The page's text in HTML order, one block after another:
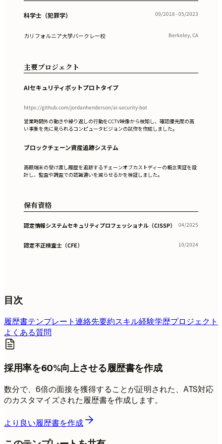
科学士（犯罪学） 09/2018 - 05/2023
カリフォルニア大学バークレー校 Berkeley, CA
主要プロジェクト
AIセキュリティボットプロトタイプ
https://github.com/jordanhenderson/ai-security-bot
営業時間外の動きや繰り返しの行動をCCTV映像から検知し、確認優先度の高
い事象を先に見られるコンピュータビジョンの試作を作成しました。
ブロックチェーン資産追跡システム
高額端末の受け渡し履歴を追跡するチェーンオブカストディーの概念実証を設
計し、監査や調査での認識違いを減らせるかを検証しました。
保有資格
認定情報システムセキュリティプロフェッショナル（CISSP） 04/2025
認定不正検査士（CFE） 10/2024
目次
履歴書テンプレート連絡先要約スキル経験学歴プロジェクト
よくある質問
採用率を60%向上させる履歴書を作成
数分で、6倍の面接を獲得することが証明された、ATS対応
のカスタマイズされた履歴書を作成します。
より良い履歴書を作成